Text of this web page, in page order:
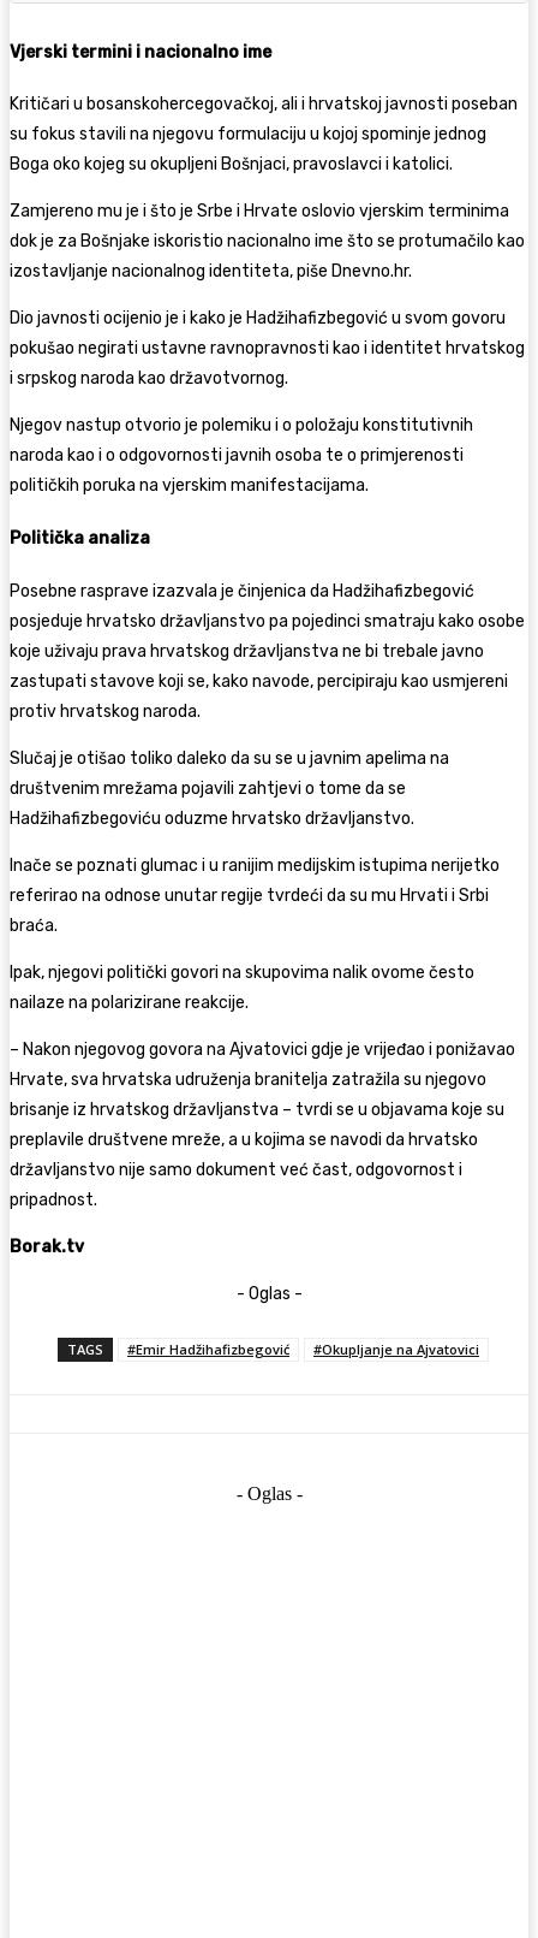
Vjerski termini i nacionalno ime
Kritičari u bosanskohercegovačkoj, ali i hrvatskoj javnosti poseban
su fokus stavili na njegovu formulaciju u kojoj spominje jednog
Boga oko kojeg su okupljeni Bošnjaci, pravoslavci i katolici.
Zamjereno mu je i što je Srbe i Hrvate oslovio vjerskim terminima
dok je za Bošnjake iskoristio nacionalno ime što se protumačilo kao
izostavljanje nacionalnog identiteta, piše Dnevno.hr.
Dio javnosti ocijenio je i kako je Hadžihafizbegović u svom govoru
pokušao negirati ustavne ravnopravnosti kao i identitet hrvatskog
i srpskog naroda kao državotvornog.
Njegov nastup otvorio je polemiku i o položaju konstitutivnih
naroda kao i o odgovornosti javnih osoba te o primjerenosti
političkih poruka na vjerskim manifestacijama.
Politička analiza
Posebne rasprave izazvala je činjenica da Hadžihafizbegović
posjeduje hrvatsko državljanstvo pa pojedinci smatraju kako osobe
koje uživaju prava hrvatskog državljanstva ne bi trebale javno
zastupati stavove koji se, kako navode, percipiraju kao usmjereni
protiv hrvatskog naroda.
Slučaj je otišao toliko daleko da su se u javnim apelima na
društvenim mrežama pojavili zahtjevi o tome da se
Hadžihafizbegoviću oduzme hrvatsko državljanstvo.
Inače se poznati glumac i u ranijim medijskim istupima nerijetko
referirao na odnose unutar regije tvrdeći da su mu Hrvati i Srbi
braća.
Ipak, njegovi politički govori na skupovima nalik ovome često
nailaze na polarizirane reakcije.
– Nakon njegovog govora na Ajvatovici gdje je vrijeđao i ponižavao
Hrvate, sva hrvatska udruženja branitelja zatražila su njegovo
brisanje iz hrvatskog državljanstva – tvrdi se u objavama koje su
preplavile društvene mreže, a u kojima se navodi da hrvatsko
državljanstvo nije samo dokument već čast, odgovornost i
pripadnost.
Borak.tv
- Oglas -
TAGS #Emir Hadžihafizbegović #Okupljanje na Ajvatovici
- Oglas -